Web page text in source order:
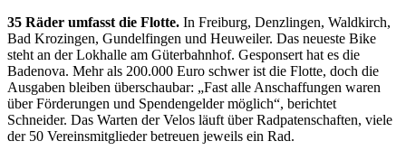
35 Räder umfasst die Flotte. In Freiburg, Denzlingen, Waldkirch,
Bad Krozingen, Gundelfingen und Heuweiler. Das neueste Bike
steht an der Lokhalle am Güterbahnhof. Gesponsert hat es die
Badenova. Mehr als 200.000 Euro schwer ist die Flotte, doch die
Ausgaben bleiben überschaubar: „Fast alle Anschaffungen waren
über Förderungen und Spendengelder möglich“, berichtet
Schneider. Das Warten der Velos läuft über Radpatenschaften, viele
der 50 Vereinsmitglieder betreuen jeweils ein Rad.